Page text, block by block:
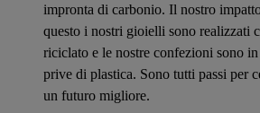
impronta di carbonio. Il nostro
questo i nostri gioielli sono realizzati
riciclato e le nostre confezioni sono
prive di plastica. Sono tutti passi per
un futuro migliore.